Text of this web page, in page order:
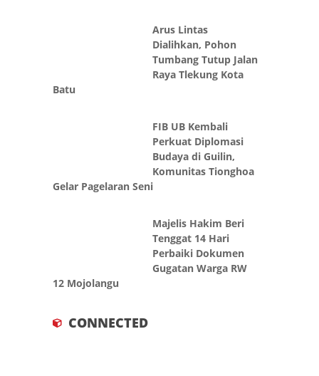
Arus Lintas
Dialihkan, Pohon
Tumbang Tutup Jalan
Raya Tlekung Kota
Batu
FIB UB Kembali
Perkuat Diplomasi
Budaya di Guilin,
Komunitas Tionghoa
Gelar Pagelaran Seni
Majelis Hakim Beri
Tenggat 14 Hari
Perbaiki Dokumen
Gugatan Warga RW
12 Mojolangu
CONNECTED